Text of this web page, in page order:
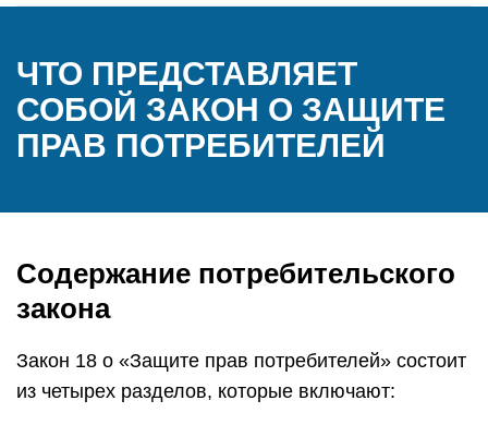
ЧТО ПРЕДСТАВЛЯЕТ
СОБОЙ ЗАКОН О ЗАЩИТЕ
ПРАВ ПОТРЕБИТЕЛЕЙ
Содержание потребительского
закона
Закон 18 о «Защите прав потребителей» состоит
из четырех разделов, которые включают: